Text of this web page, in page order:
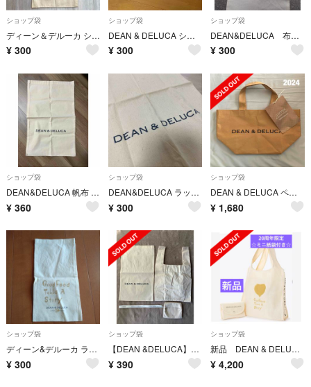
ショップ袋
ディーン＆デルーカ ショップ袋 保存袋
¥ 300
ショップ袋
DEAN & DELUCA ショッパー
¥ 300
ショップ袋
DEAN&DELUCA 布バッグ
¥ 300
ショップ袋
DEAN&DELUCA 帆布 袋 ストック袋
¥ 360
ショップ袋
DEAN&DELUCA ラッピング 袋
¥ 300
ショップ袋
DEAN & DELUCA ペーパーバッグ 福袋 2024 クラフト
¥ 1,680
ショップ袋
ディーン&デルーカ ラッピングバッグ 20周年
¥ 300
ショップ袋
【DEAN &DELUCA】布袋&リボン【Aeta】布トートバッグ&布ポーチ
¥ 390
ショップ袋
新品 DEAN & DELUCA 20周年限定 ショッピングバッグ ナチュラル
¥ 4,200